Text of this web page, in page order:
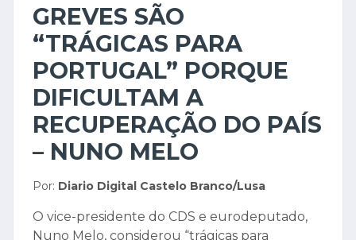
GREVES SÃO
“TRÁGICAS PARA
PORTUGAL” PORQUE
DIFICULTAM A
RECUPERAÇÃO DO PAÍS
– NUNO MELO
Por: Diario Digital Castelo Branco/Lusa
O vice-presidente do CDS e eurodeputado,
Nuno Melo, considerou “trágicas para